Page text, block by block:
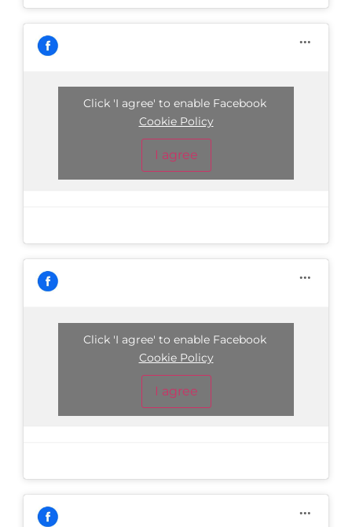
Click 'I agree' to enable Facebook
Cookie Policy
I agree
Click 'I agree' to enable Facebook
Cookie Policy
I agree